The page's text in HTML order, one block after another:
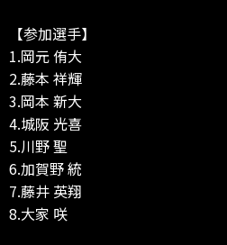
【参加選手】
1.岡元 侑大
2.藤本 祥輝
3.岡本 新大
4.城阪 光喜
5.川野 聖
6.加賀野 統
7.藤井 英翔
8.大家 咲